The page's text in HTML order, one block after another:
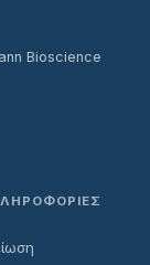
Bioscience